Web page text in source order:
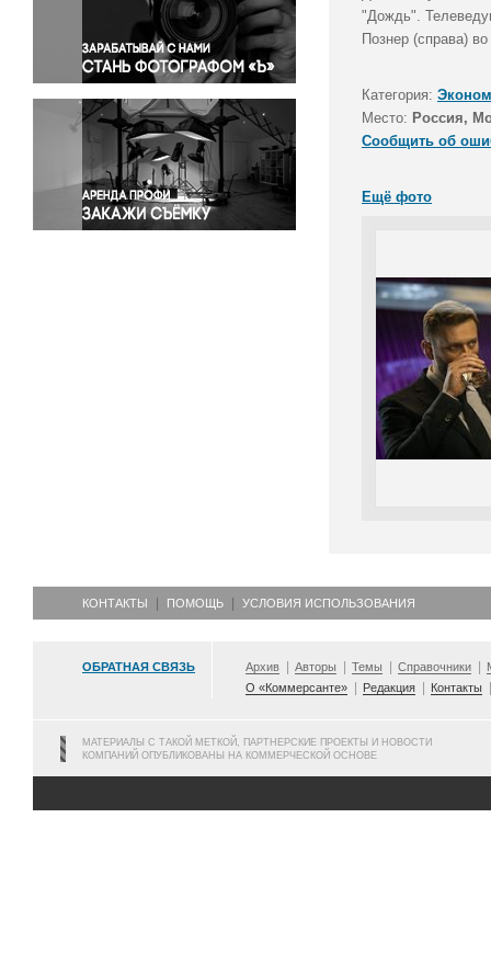
Правосудие
Происшествия и конфликты
Религия
Светская жизнь
Спорт
Экология
Экономика и бизнес
"Дождь".
Познер (справа)
Категория:
Место: Россия,
Сообщить об
Ещё фото
КОНТАКТЫ ПОМОЩЬ УСЛОВИЯ ИСПОЛЬЗОВАНИЯ
ОБРАТНАЯ СВЯЗЬ Архив Авторы Темы Справочники
О «Коммерсанте»
Редакция Контакты
МАТЕРИАЛЫ С ТАКОЙ МЕТКОЙ, ПАРТНЕРСКИЕ ПРОЕКТЫ И НОВОСТИ
КОМПАНИЙ ОПУБЛИКОВАНЫ НА КОММЕРЧЕСКОЙ ОСНОВЕ